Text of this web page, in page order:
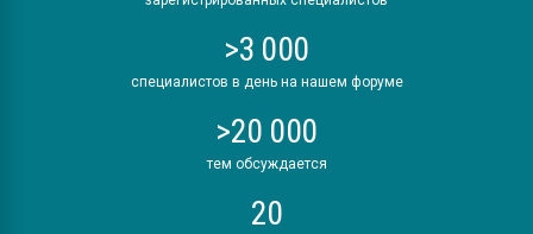
>3 000
специалистов в день на нашем форуме
>20 000
тем обсуждается
20